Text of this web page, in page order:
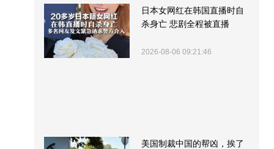
日本女网红在韩国直播时自
杀身亡 悲剧全程被直播
2026-08-06 09:21:46
美国制裁中国的帮凶，挨了